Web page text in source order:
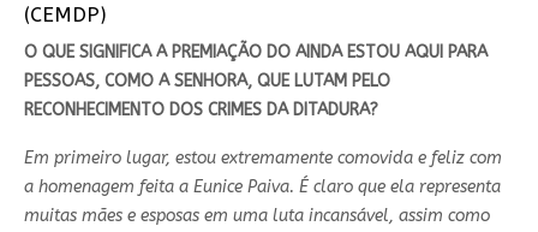
(CEMDP)
O QUE SIGNIFICA A PREMIAÇÃO DO AINDA ESTOU AQUI PARA
PESSOAS, COMO A SENHORA, QUE LUTAM PELO
RECONHECIMENTO DOS CRIMES DA DITADURA?
Em primeiro lugar, estou extremamente comovida e feliz com
a homenagem feita a Eunice Paiva. É claro que ela representa
muitas mães e esposas em uma luta incansável, assim como